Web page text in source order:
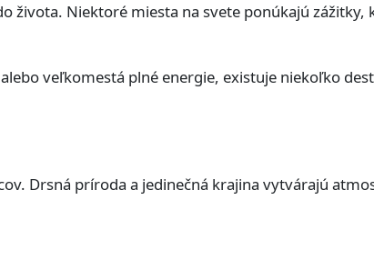
života. Niektoré miesta na svete ponúkajú
veľkomestá plné energie, existuje niekoľko
Drsná príroda a jedinečná krajina vytvárajú